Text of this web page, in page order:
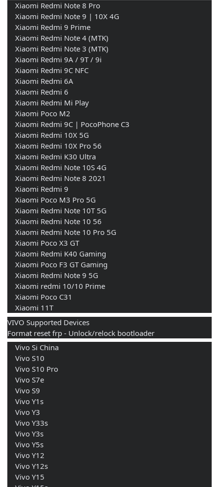
    Xiaomi Redmi Note 8 Pro
    Xiaomi Redmi Note 9 | 10X 4G
    Xiaomi Redmi 9 Prime
    Xiaomi Redmi Note 4 (MTK)
    Xiaomi Redmi Note 3 (MTK)
    Xiaomi Redmi 9A / 9T / 9i
    Xiaomi Redmi 9C NFC
    Xiaomi Redmi 6A
    Xiaomi Redmi 6
    Xiaomi Redmi Mi Play
    Xiaomi Poco M2
    Xiaomi Redmi 9C | PocoPhone C3
    Xiaomi Redmi 10X 5G
    Xiaomi Redmi 10X Pro 56
    Xiaomi Redmi K30 Ultra
    Xiaomi Redmi Note 10S 4G
    Xiaomi Redmi Note 8 2021
    Xiaomi Redmi 9
    Xiaomi Poco M3 Pro 5G
    Xiaomi Redmi Note 10T 5G
    Xiaomi Redmi Note 10 56
    Xiaomi Redmi Note 10 Pro 5G
    Xiaomi Poco X3 GT
    Xiaomi Redmi K40 Gaming
    Xiaomi Poco F3 GT Gaming
    Xiaomi Redmi Note 9 5G
    Xiaomi redmi 10/10 Prime
    Xiaomi Poco C31
    Xiaomi 11T
VIVO Supported Devices
Format reset frp - Unlock/relock bootloader
    Vivo Si China
    Vivo S10
    Vivo S10 Pro
    Vivo S7e
    Vivo S9
    Vivo Y1s
    Vivo Y3
    Vivo Y33s
    Vivo Y3s
    Vivo Y5s
    Vivo Y12
    Vivo Y12s
    Vivo Y15